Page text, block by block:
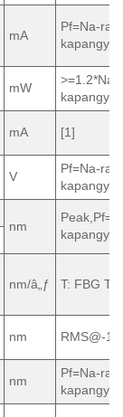
mA
Pf=Na-
mW
>=1.2*Na-
mA [1]
V
Pf=Na-
nm
nm/â„ƒ T: FBG
nm RMS@-
nm
Pf=Na-